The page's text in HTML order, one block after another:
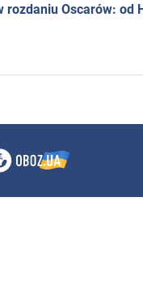
rozdaniu Oscarów: od